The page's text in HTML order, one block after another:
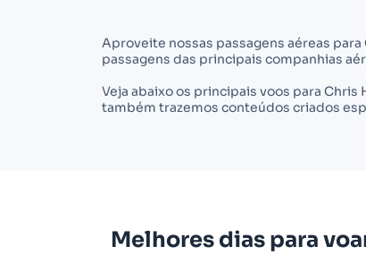
Aproveite nossas passagens aéreas
passagens das principais companhias
Veja abaixo os principais voos para
também trazemos conteúdos criados
Melhores dias para